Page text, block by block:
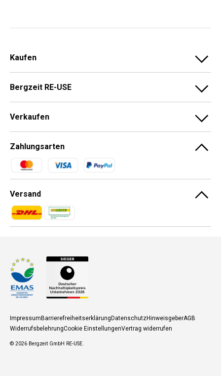
Kaufen
Bergzeit RE-USE
Verkaufen
Zahlungsarten
Zahlungsmethoden
Versand
Zahlungsmethoden
Zahlungsmethoden
ImpressumBarrierefreiheitserklärungDatenschutzHinweisgeberAGB
WiderrufsbelehrungCookie EinstellungenVertrag widerrufen
© 2026 Bergzeit GmbH RE-USE.